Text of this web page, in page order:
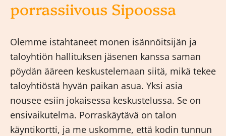
porrassiivous Sipoossa
Olemme istahtaneet monen isännöitsijän ja
taloyhtiön hallituksen jäsenen kanssa saman
pöydän ääreen keskustelemaan siitä, mikä tekee
taloyhtiöstä hyvän paikan asua. Yksi asia
nousee esiin jokaisessa keskustelussa. Se on
ensivaikutelma. Porraskäytävä on talon
käyntikortti, ja me uskomme, että kodin tunnun